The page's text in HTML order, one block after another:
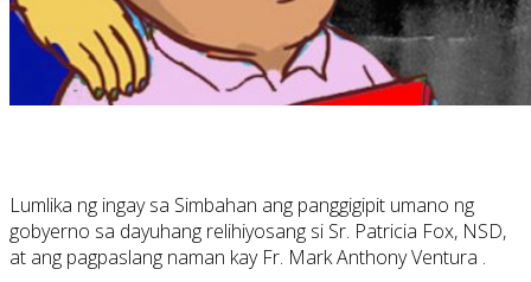
Lumlika ng ingay sa Simbahan ang panggigipit umano ng
gobyerno sa dayuhang relihiyosang si Sr. Patricia Fox, NSD,
at ang pagpaslang naman kay Fr. Mark Anthony Ventura .